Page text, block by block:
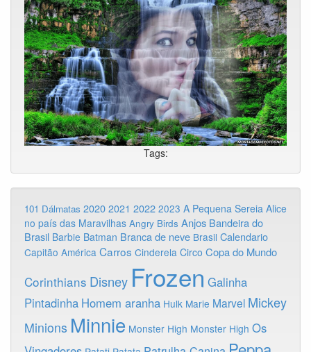
Tags:
101 Dálmatas 2020 2021 2022 2023 A Pequena Sereia Alice
no país das Maravilhas Angry Birds Anjos Bandeira do
Brasil Barbie Batman Branca de neve Brasil Calendario
Capitão América Carros Cinderela Circo Copa do Mundo
Corinthians Disney Frozen Galinha
Pintadinha Homem aranha Hulk Marie Marvel Mickey
Minions Minnie Monster High Monster High Os